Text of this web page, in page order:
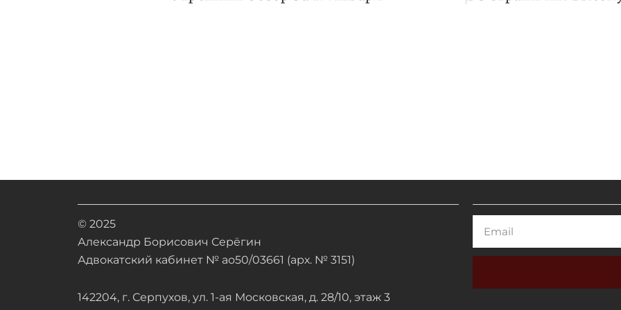
© 2025
Александр Борисович Серёгин
Адвокатский кабинет № ао50/03661 (арх. № 3151)
142204, г. Серпухов, ул. 1-ая Московская, д. 28/10, этаж 3